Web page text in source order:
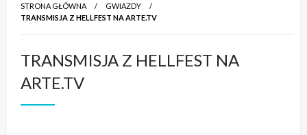
STRONA GŁÓWNA
GWIAZDY
TRANSMISJA Z HELLFEST NA ARTE.TV
TRANSMISJA Z HELLFEST NA
ARTE.TV